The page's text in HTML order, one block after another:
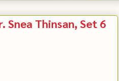
Thinsan, Set 6